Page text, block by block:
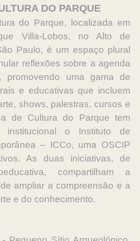
DO PARQUE
do Parque, localizada em
Villa-Lobos, no Alto de
Paulo, é um espaço plural
reflexões sobre a agenda
promovendo uma gama de
e educativas que incluem
shows, palestras, cursos e
de Cultura do Parque tem
institucional o Instituto de
– ICCo, uma OSCIP
As duas iniciativas, de
compartilham a
ampliar a compreensão e a
e do conhecimento.